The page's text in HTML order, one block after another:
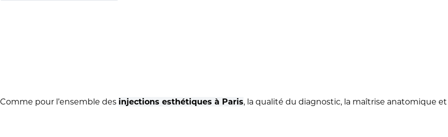
Comme pour l’ensemble des injections esthétiques à Paris, la qualité du diagnostic, la maîtrise anatomique